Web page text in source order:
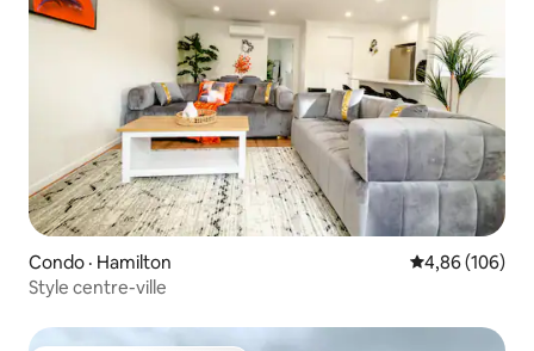
Condo · Hamilton Note
4,86 (106)
Style centre-ville